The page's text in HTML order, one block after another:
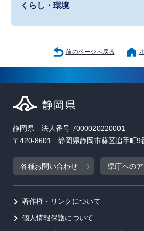
くらし・環境
前のページへ戻る
静岡県 法人番号 7000020220001
〒420-8601 静岡県静岡市葵区追手町9
各種お問い合わせ 県庁への
著作権・リンクについて
個人情報保護について